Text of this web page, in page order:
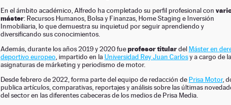
En el ámbito académico, Alfredo ha completado su perfil profesional con
máster: Recursos Humanos, Bolsa y Finanzas, Home Staging e Inversión
Inmobiliaria, lo que demuestra su inquietud por seguir aprendiendo y
diversificando sus conocimientos.
Además, durante los años 2019 y 2020 fueprofesor titulardel Máster en
deportivo europeo , impartido en la Universidad Rey Juan Carlosy a cargo de
asignaturas de márketing y periodismo de motor.
Desde febrero de 2022, forma parte del equipo de redacción de Prisa Motor,
publica artículos, comparativas, reportajes y análisis sobre las últimas
del sector en las diferentes cabeceras de los medios de Prisa Media.